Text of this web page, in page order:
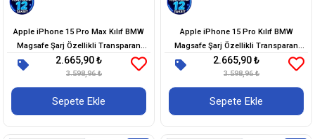
Apple iPhone 15 Pro Max Kılıf BMW
Magsafe Şarj Özellikli Transparan
Renk Geçişli Dizayn Orjinal Lisanslı
Kapak
2.665,90 ₺
3.598,96 ₺
Sepete Ekle
Apple iPhone 15 Pro Kılıf BMW
Magsafe Şarj Özellikli Transparan
Renkli Çerçeveli Orjinal Lisanslı Kapak
2.665,90 ₺
3.598,96 ₺
Sepete Ekle